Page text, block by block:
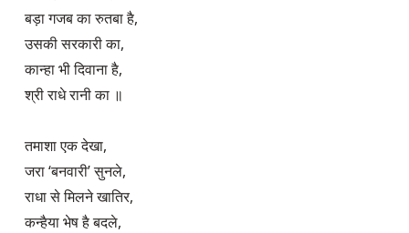
बड़ा गजब का रुतबा है,
उसकी सरकारी का,
कान्हा भी दिवाना है,
श्री राधे रानी का ॥
तमाशा एक देखा,
जरा ‘बनवारी’ सुनले,
राधा से मिलने खातिर,
कन्हैया भेष है बदले,